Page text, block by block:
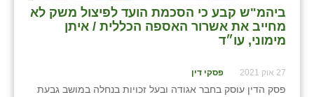
ביהמ"ש קבע כי הסכמת הועד לפיצול משק לא
מחייב את אשרור האספה הכללית / איתן
מימוני, עו״ד
27 אוק 2021 פסקי דין
פסק הדין עוסק בחבר אגודה ובעל זכויות בנחלה במושב גבעת